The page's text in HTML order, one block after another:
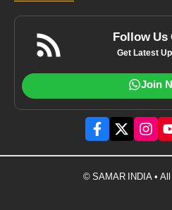
Follow Us
Get Latest
Join
© SAMAR INDIA •